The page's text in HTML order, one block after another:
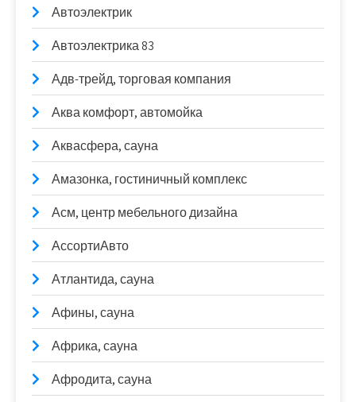
Автоэлектрик
Автоэлектрика 83
Адв-трейд, торговая компания
Аква комфорт, автомойка
Аквасфера, сауна
Амазонка, гостиничный комплекс
Асм, центр мебельного дизайна
АссортиАвто
Атлантида, сауна
Афины, сауна
Африка, сауна
Афродита, сауна